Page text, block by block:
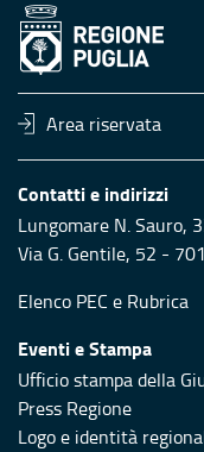
Area riservata
Contatti e indirizzi
Lungomare N. Sauro,
Via G. Gentile, 52 -
Elenco PEC e Rubrica
Eventi e Stampa
Ufficio stampa della
Press Regione
Logo e identità